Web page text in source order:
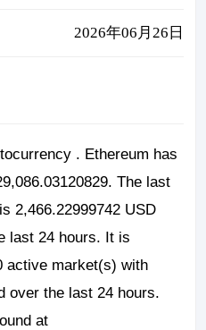
2026年06月26日
. Ethereum has
The last
2,466.22999742 USD
last 24 hours. It is
active market(s) with
over the last 24 hours.
at